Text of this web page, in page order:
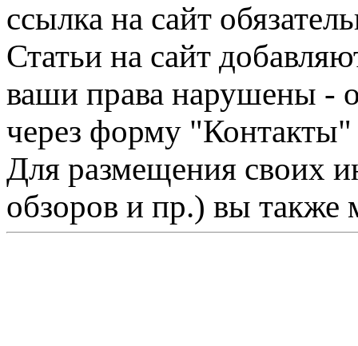
ссылка на сайт
Статьи на сайт
ваши права нарушены -
через форму "Контакты"
Для размещения своих
обзоров и пр.) вы также